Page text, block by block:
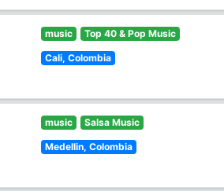
music Top 40 & Pop Music
Cali, Colombia
music Salsa Music
Medellin, Colombia